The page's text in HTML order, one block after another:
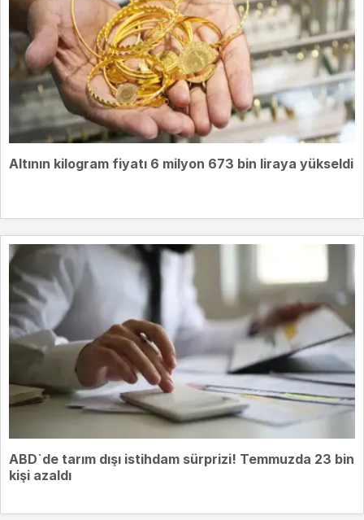
Altının kilogram fiyatı 6 milyon 673 bin liraya yükseldi
ABD`de tarım dışı istihdam sürprizi! Temmuzda 23 bin
kişi azaldı